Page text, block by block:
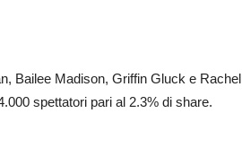
Bailee Madison, Griffin Gluck e Rachel
spettatori pari al 2.3% di share.